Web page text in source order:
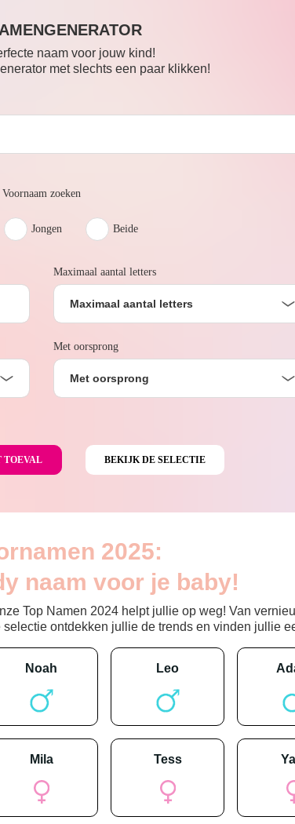
naam voor jouw kind!
met slechts een paar klikken!
Voornaam zoeken
Jongen Beide
Maximaal aantal letters
Maximaal aantal letters
Met oorsprong
Met oorsprong
2025:
naam voor je baby!
Top Namen 2024 helpt jullie op weg! Van
ontdekken jullie de trends en vinden jullie
noah leo
mila tess